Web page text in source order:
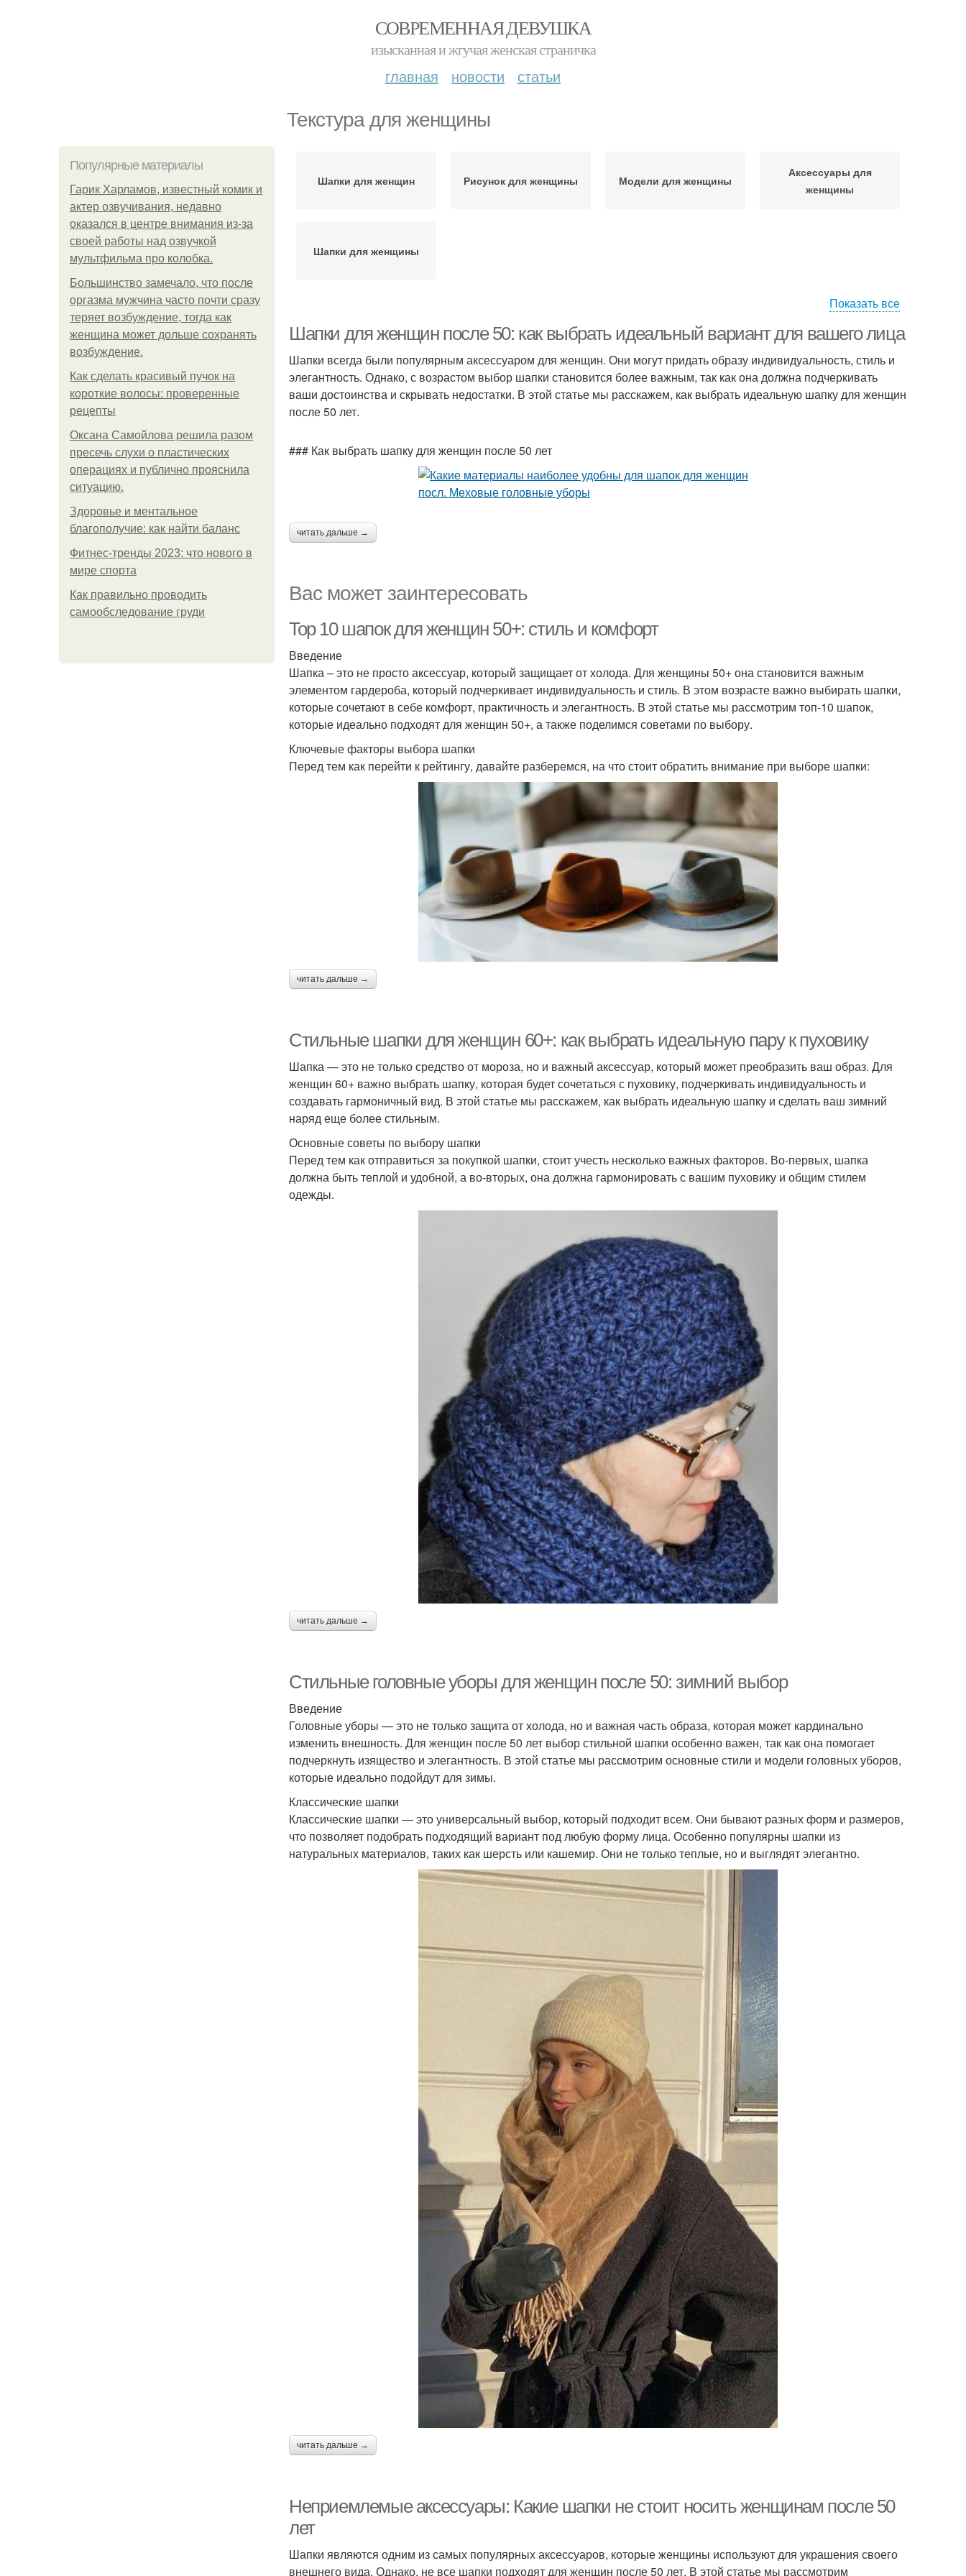
СОВРЕМЕННАЯ ДЕВУШКА
изысканная и жгучая женская страничка
главная новости статьи
Текстура для женщины
Популярные материалы
Гарик Харламов, известный комик и
актер озвучивания, недавно
оказался в центре внимания из-за
своей работы над озвучкой
мультфильма про колобка.
Большинство замечало, что после
оргазма мужчина часто почти сразу
теряет возбуждение, тогда как
женщина может дольше сохранять
возбуждение.
Как сделать красивый пучок на
короткие волосы: проверенные
рецепты
Оксана Самойлова решила разом
пресечь слухи о пластических
операциях и публично прояснила
ситуацию.
Здоровье и ментальное
благополучие: как найти баланс
Фитнес-тренды 2023: что нового в
мире спорта
Как правильно проводить
самообследование груди
Шапки для женщин Рисунок для женщины Модели для женщины
Аксессуары для
женщины
Шапки для женщины
Показать все
Шапки для женщин после 50: как выбрать идеальный вариант для вашего лица
Шапки всегда были популярным аксессуаром для женщин. Они могут придать образу индивидуальность, стиль и
элегантность. Однако, с возрастом выбор шапки становится более важным, так как она должна подчеркивать
ваши достоинства и скрывать недостатки. В этой статье мы расскажем, как выбрать идеальную шапку для женщин
после 50 лет.
### Как выбрать шапку для женщин после 50 лет
читать дальше →
Вас может заинтересовать
Top 10 шапок для женщин 50+: стиль и комфорт
Введение
Шапка – это не просто аксессуар, который защищает от холода. Для женщины 50+ она становится важным
элементом гардероба, который подчеркивает индивидуальность и стиль. В этом возрасте важно выбирать шапки,
которые сочетают в себе комфорт, практичность и элегантность. В этой статье мы рассмотрим топ-10 шапок,
которые идеально подходят для женщин 50+, а также поделимся советами по выбору.
Ключевые факторы выбора шапки
Перед тем как перейти к рейтингу, давайте разберемся, на что стоит обратить внимание при выборе шапки:
читать дальше →
Стильные шапки для женщин 60+: как выбрать идеальную пару к пуховику
Шапка — это не только средство от мороза, но и важный аксессуар, который может преобразить ваш образ. Для
женщин 60+ важно выбрать шапку, которая будет сочетаться с пуховику, подчеркивать индивидуальность и
создавать гармоничный вид. В этой статье мы расскажем, как выбрать идеальную шапку и сделать ваш зимний
наряд еще более стильным.
Основные советы по выбору шапки
Перед тем как отправиться за покупкой шапки, стоит учесть несколько важных факторов. Во-первых, шапка
должна быть теплой и удобной, а во-вторых, она должна гармонировать с вашим пуховику и общим стилем
одежды.
читать дальше →
Стильные головные уборы для женщин после 50: зимний выбор
Введение
Головные уборы — это не только защита от холода, но и важная часть образа, которая может кардинально
изменить внешность. Для женщин после 50 лет выбор стильной шапки особенно важен, так как она помогает
подчеркнуть изящество и элегантность. В этой статье мы рассмотрим основные стили и модели головных уборов,
которые идеально подойдут для зимы.
Классические шапки
Классические шапки — это универсальный выбор, который подходит всем. Они бывают разных форм и размеров,
что позволяет подобрать подходящий вариант под любую форму лица. Особенно популярны шапки из
натуральных материалов, таких как шерсть или кашемир. Они не только теплые, но и выглядят элегантно.
читать дальше →
Неприемлемые аксессуары: Какие шапки не стоит носить женщинам после 50
лет
Шапки являются одним из самых популярных аксессуаров, которые женщины используют для украшения своего
внешнего вида. Однако, не все шапки подходят для женщин после 50 лет. В этой статье мы рассмотрим